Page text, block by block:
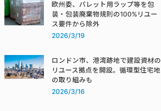
欧州委、パレット用ラップ等を包
装・包装廃棄物規則の100%リユー
ス要件から除外
2026/3/19
ロンドン市、港湾跡地で建設資材の
リユース拠点を開設。循環型住宅地
の取り組みも
2026/3/16